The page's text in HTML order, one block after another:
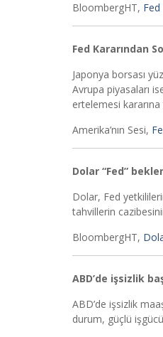
BloombergHT,
Fed Kararından
Japonya borsası
Avrupa piyasaları
ertelemesi
Amerika’nın Sesi,
Dolar “Fed”
Dolar, Fed
tahvillerin
BloombergHT,
ABD’de işsizlik
ABD’de işsizlik
durum, güçlü işgücü